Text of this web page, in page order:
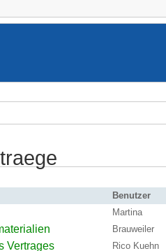
Benutzer
Martina
Brauweiler
Vertrages Rico Kuehn